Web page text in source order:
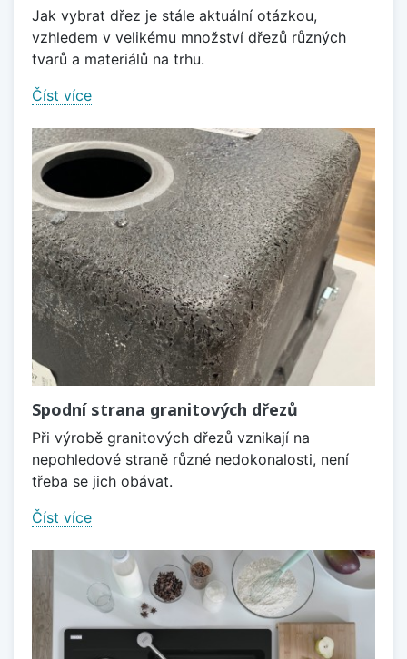
Jak vybrat dřez je stále aktuální otázkou,
vzhledem v velikému množství dřezů různých
tvarů a materiálů na trhu.
Číst více
Spodní strana granitových dřezů
Při výrobě granitových dřezů vznikají na
nepohledové straně různé nedokonalosti, není
třeba se jich obávat.
Číst více